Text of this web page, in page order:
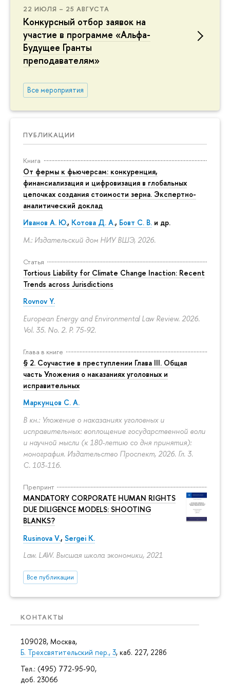
22 ИЮЛЯ – 25 АВГУСТА
Конкурсный отбор заявок на
участие в программе «Альфа-
Будущее Гранты
преподавателям»
Все мероприятия
ПУБЛИКАЦИИ
Книга
От фермы к фьючерсам: конкуренция,
финансиализация и цифровизация в глобальных
цепочках создания стоимости зерна. Экспертно-
аналитический доклад
Иванов А. Ю., Котова Д. А., Бовт С. В. и др.
М.: Издательский дом НИУ ВШЭ, 2026.
Статья
Tortious Liability for Climate Change Inaction: Recent
Trends across Jurisdictions
Rovnov Y.
European Energy and Environmental Law Review. 2026.
Vol. 35. No. 2. P. 75-92.
Глава в книге
§ 2. Соучастие в преступлении Глава III. Общая
часть Уложения о наказаниях уголовных и
исправительных
Маркунцов С. А.
В кн.: Уложение о наказаниях уголовных и
исправительных: воплощение государственной воли
и научной мысли (к 180-летию со дня принятия):
монография. Издательство Проспект, 2026. Гл. 3.
С. 103-116.
Препринт
MANDATORY CORPORATE HUMAN RIGHTS
DUE DILIGENCE MODELS: SHOOTING
BLANKS?
Rusinova V., Sergei K.
Law. LAW. Высшая школа экономики, 2021
Все публикации
КОНТАКТЫ
109028, Москва,
Б. Трехсвятительский пер., 3, каб. 227, 228б
Тел.: (495) 772-95-90,
доб. 23066